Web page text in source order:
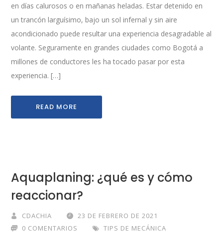
en días calurosos o en mañanas heladas. Estar detenido en
un trancón larguísimo, bajo un sol infernal y sin aire
acondicionado puede resultar una experiencia desagradable al
volante. Seguramente en grandes ciudades como Bogotá a
millones de conductores les ha tocado pasar por esta
experiencia. […]
READ MORE
Aquaplaning: ¿qué es y cómo
reaccionar?
CDACHIA
23 DE FEBRERO DE 2021
0 COMENTARIOS
TIPS DE MECÁNICA